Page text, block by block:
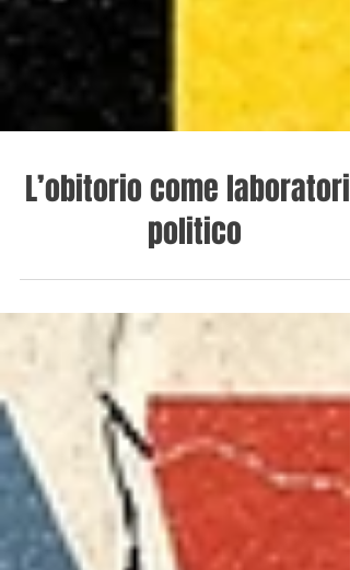
L’obitorio come laboratorio
politico